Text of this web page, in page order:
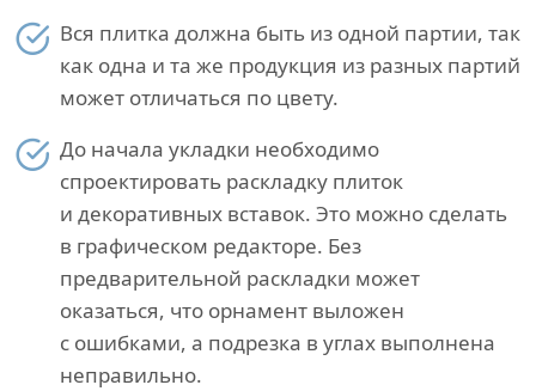
Вся плитка должна быть из одной партии, так
как одна и та же продукция из разных партий
может отличаться по цвету.
До начала укладки необходимо
спроектировать раскладку плиток
и декоративных вставок. Это можно сделать
в графическом редакторе. Без
предварительной раскладки может
оказаться, что орнамент выложен
с ошибками, а подрезка в углах выполнена
неправильно.